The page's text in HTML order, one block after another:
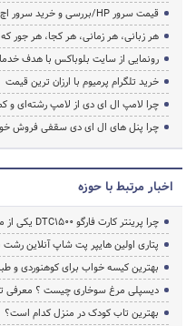
قیمت سرور HP/بررسی و خرید سرور اچ پی
هر زبانی، هر زمانی، هر کجا، هر جور که
رونمایی از سایت بلوباکس با هدف
خرید تلگرام پرمیوم با ارزان ترین قیمت
چرا لامپ ال ای دی از لامپ رشته‌ای
چرا پنل های ال ای دی سقفی فروش
اخبار مرتبط با حوزه
چرا پرینتر کارت فارگو DTC1500 یکی از محبوب‌ترین پرینترهای کارت دنیا است؟
پتاری اولین هایپر پت شاپ آنلاین
بهترین کیسه خواب برای کوهنوردی و
دیسپلی مرغ سوخاری چیست ؟ معرفی
بهترین تاب کودک در منزل کدام است؟